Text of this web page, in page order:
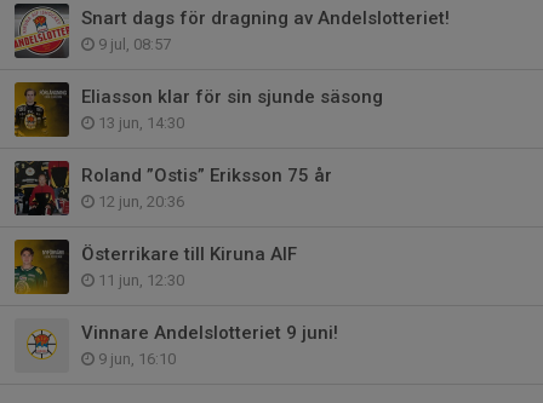
Snart dags för dragning av Andelslotteriet!
9 jul, 08:57
Eliasson klar för sin sjunde säsong
13 jun, 14:30
Roland ”Ostis” Eriksson 75 år
12 jun, 20:36
Österrikare till Kiruna AIF
11 jun, 12:30
Vinnare Andelslotteriet 9 juni!
9 jun, 16:10